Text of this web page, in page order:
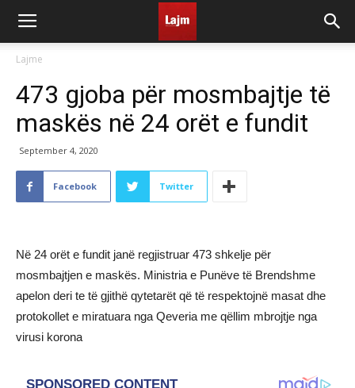
Lajme
473 gjoba për mosmbajtje të
maskës në 24 orët e fundit
September 4, 2020
Facebook Twitter
Në 24 orët e fundit janë regjistruar 473 shkelje për
mosmbajtjen e maskës. Ministria e Punëve të Brendshme
apelon deri te të gjithë qytetarët që të respektojnë masat dhe
protokollet e miratuara nga Qeveria me qëllim mbrojtje nga
virusi korona